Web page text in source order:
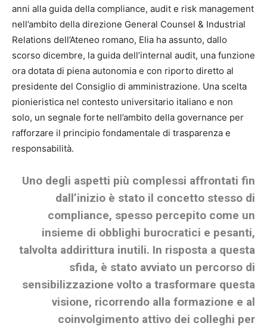
anni alla guida della compliance, audit e risk management
nell’ambito della direzione General Counsel & Industrial
Relations dell’Ateneo romano, Elia ha assunto, dallo
scorso dicembre, la guida dell’internal audit, una funzione
ora dotata di piena autonomia e con riporto diretto al
presidente del Consiglio di amministrazione. Una scelta
pionieristica nel contesto universitario italiano e non
solo, un segnale forte nell’ambito della governance per
rafforzare il principio fondamentale di trasparenza e
responsabilità.
Uno degli aspetti più complessi affrontati fin
dall’inizio è stato il concetto stesso di
compliance, spesso percepito come un
insieme di obblighi burocratici e pesanti,
talvolta addirittura inutili. In risposta a questa
sfida, è stato avviato un percorso di
sensibilizzazione volto a trasformare questa
visione, ricorrendo alla formazione e al
coinvolgimento attivo dei colleghi per